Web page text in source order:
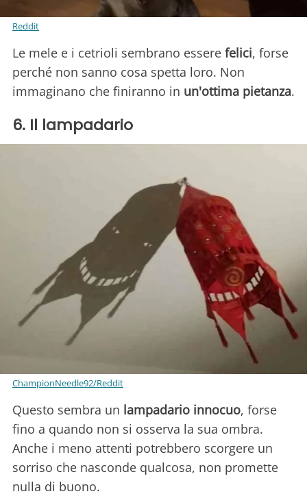
Reddit
Le mele e i cetrioli sembrano essere felici, forse
perché non sanno cosa spetta loro. Non
immaginano che finiranno in un'ottima pietanza.
6. Il lampadario
ChampionNeedle92/Reddit
Questo sembra un lampadario innocuo, forse
fino a quando non si osserva la sua ombra.
Anche i meno attenti potrebbero scorgere un
sorriso che nasconde qualcosa, non promette
nulla di buono.